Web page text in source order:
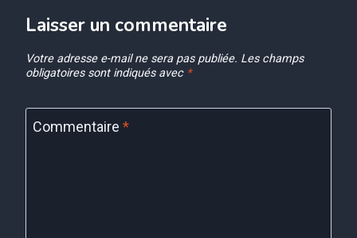
Laisser un commentaire
Votre adresse e-mail ne sera pas publiée. Les champs
obligatoires sont indiqués avec *
Commentaire *